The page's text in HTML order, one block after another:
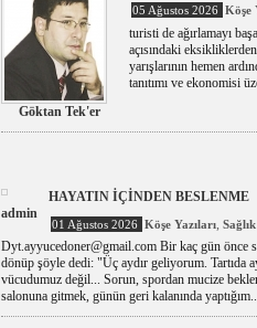
Göktan Tek'er
05 Ağustos 2026 Köşe
turisti de ağırlamayı
açısındaki
yarışlarının hemen
tanıtımı ve ekonomisi
admin
HAYATIN İÇİNDEN BESLENME
01 Ağustos 2026 Köşe Yazıları, Sağlık
Dyt.ayyucedoner@gmail.com Bir kaç gün önce
dönüp şöyle dedi: "Üç aydır geliyorum. Tartıda
vücudumuz değil... Sorun, spordan mucize
salonuna gitmek, günün geri kalanında